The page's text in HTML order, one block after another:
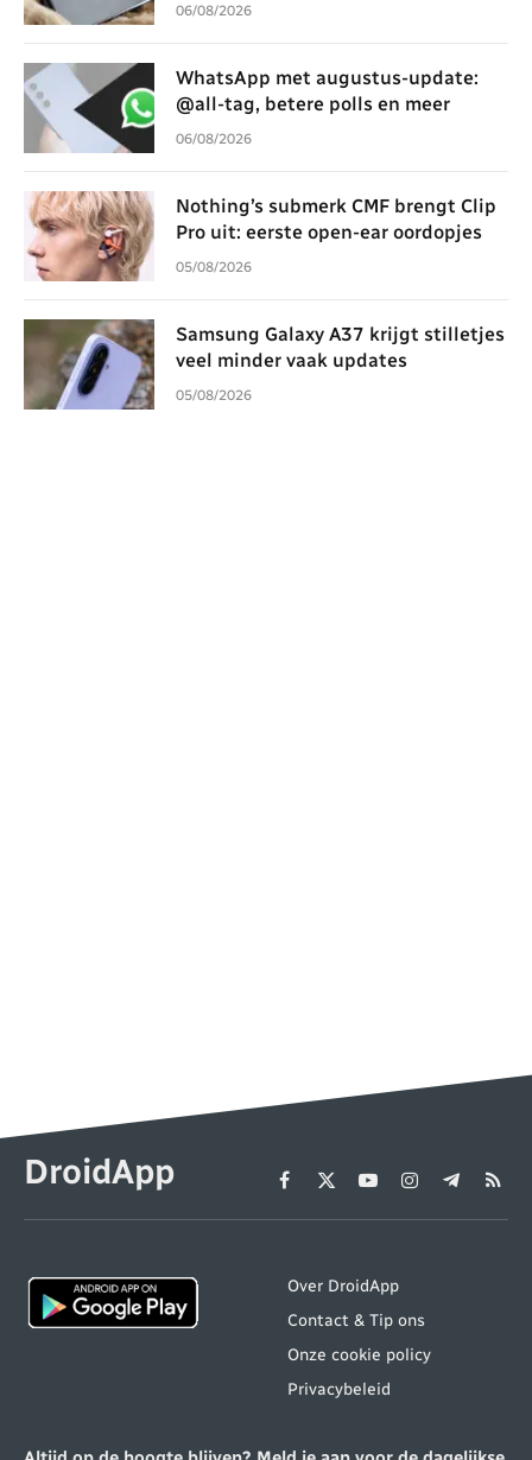
06/08/2026
WhatsApp met augustus-update:
@all-tag, betere polls en meer
06/08/2026
Nothing’s submerk CMF brengt Clip
Pro uit: eerste open-ear oordopjes
05/08/2026
Samsung Galaxy A37 krijgt stilletjes
veel minder vaak updates
05/08/2026
DroidApp Facebook
X
(Twitter)
YouTubeInstagram
Telegram
RSS
Over DroidApp
Contact & Tip ons
Onze cookie policy
Privacybeleid